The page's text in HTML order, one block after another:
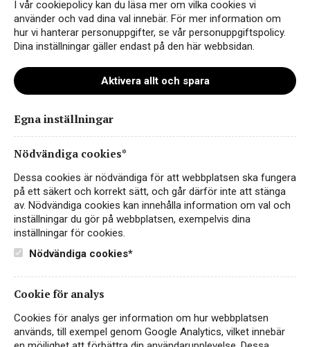
nyvinistella-1
Instagram
Facebook
I vår cookiepolicy kan du läsa mer om vilka cookies vi
använder och vad dina val innebär. För mer information om
hur vi hanterar personuppgifter, se vår personuppgiftspolicy.
Dina inställningar gäller endast på den här webbsidan.
Aktivera allt och spara
Egna inställningar
Nödvändiga cookies*
Dessa cookies är nödvändiga för att webbplatsen ska fungera
på ett säkert och korrekt sätt, och går därför inte att stänga
av. Nödvändiga cookies kan innehålla information om val och
inställningar du gör på webbplatsen, exempelvis dina
inställningar för cookies.
Nödvändiga cookies*
Cookie för analys
Cookies för analys ger information om hur webbplatsen
används, till exempel genom Google Analytics, vilket innebär